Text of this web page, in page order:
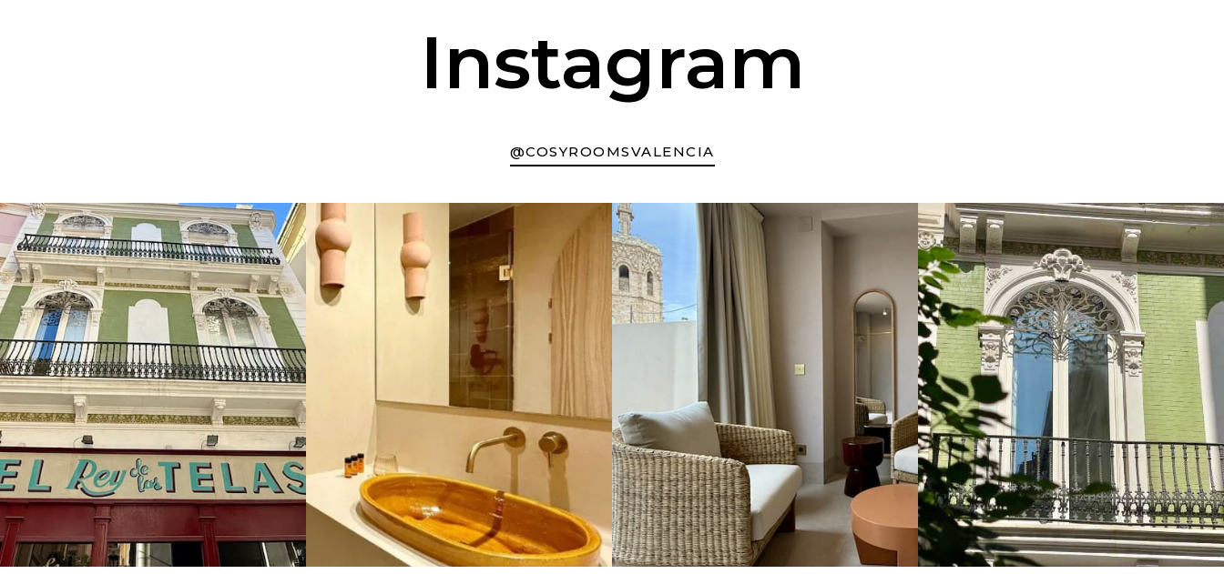
Instagram
@COSYROOMSVALENCIA